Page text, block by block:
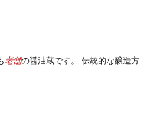
老舗の醤油蔵です。 伝統的な醸造方